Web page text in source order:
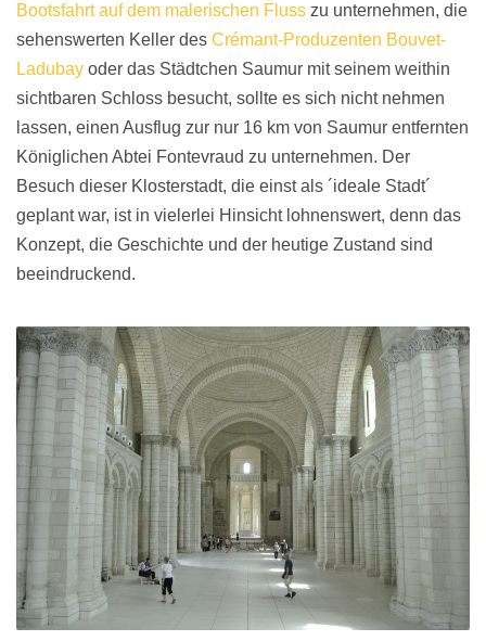
Bootsfahrt auf dem malerischen Fluss zu unternehmen, die
sehenswerten Keller des Crémant-Produzenten Bouvet-
Ladubay oder das Städtchen Saumur mit seinem weithin
sichtbaren Schloss besucht, sollte es sich nicht nehmen
lassen, einen Ausflug zur nur 16 km von Saumur entfernten
Königlichen Abtei Fontevraud zu unternehmen. Der
Besuch dieser Klosterstadt, die einst als ´ideale Stadt´
geplant war, ist in vielerlei Hinsicht lohnenswert, denn das
Konzept, die Geschichte und der heutige Zustand sind
beeindruckend.